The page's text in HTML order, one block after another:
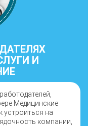
И
Медицинские
устроиться на
компании,